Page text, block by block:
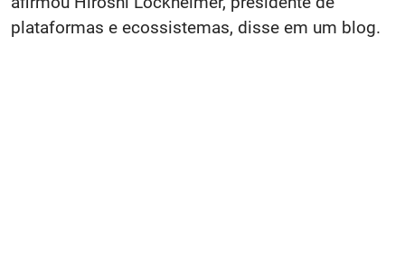
plataformas e ecossistemas, disse em um blog.